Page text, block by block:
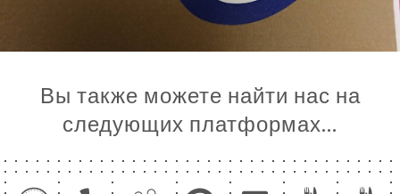
Вы также можете найти нас на
следующих платформах…